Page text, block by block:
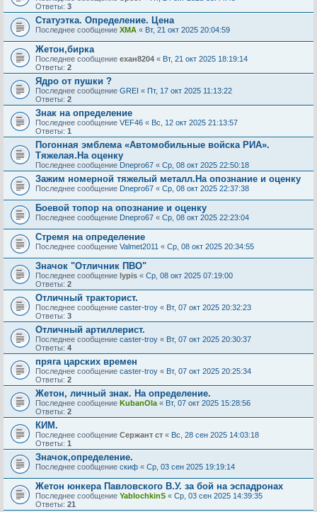
Ответы: 3
Статуэтка. Определение. Цена
Последнее сообщение XMA « Вт, 21 окт 2025 20:04:59
Жетон,бирка
Последнее сообщение ехан8204 « Вт, 21 окт 2025 18:19:14
Ответы: 2
Ядро от пушки ?
Последнее сообщение GREI « Пт, 17 окт 2025 11:13:22
Ответы: 2
Знак на определение
Последнее сообщение VEF46 « Вс, 12 окт 2025 21:13:57
Ответы: 1
Погонная эмблема «Автомобильные войска РИА».
Тяжелая.На оценку
Последнее сообщение Dnepro67 « Ср, 08 окт 2025 22:50:18
Зажим номерной тяжелый металл.На опознание и оценку
Последнее сообщение Dnepro67 « Ср, 08 окт 2025 22:37:38
Боевой топор на опознание и оценку
Последнее сообщение Dnepro67 « Ср, 08 окт 2025 22:23:04
Стремя на определение
Последнее сообщение Valmet2011 « Ср, 08 окт 2025 20:34:55
Значок "Отличник ПВО"
Последнее сообщение lypis « Ср, 08 окт 2025 07:19:00
Ответы: 2
Отличный тракторист.
Последнее сообщение caster-troy « Вт, 07 окт 2025 20:32:23
Ответы: 3
Отличный артиллерист.
Последнее сообщение caster-troy « Вт, 07 окт 2025 20:30:37
Ответы: 4
пряга царских времен
Последнее сообщение caster-troy « Вт, 07 окт 2025 20:25:34
Ответы: 2
Жетон, личный знак. На определение.
Последнее сообщение KubanOla « Вт, 07 окт 2025 15:28:56
Ответы: 2
КИМ.
Последнее сообщение Сержант ст « Вс, 28 сен 2025 14:03:18
Ответы: 1
Значок,определение.
Последнее сообщение скиф « Ср, 03 сен 2025 19:19:14
Жетон юнкера Павловского В.У. за бой на эспадронах
Последнее сообщение YablochkinS « Ср, 03 сен 2025 14:39:35
Ответы: 21